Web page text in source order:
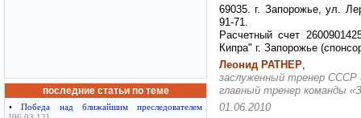
последние статьи по теме
•Победа над ближайшим преследователем
69035. г. Запорожье, ул.
91-71.
Расчетный счет
Кипра" г. Запорожье
Леонид РАТНЕР,
заслуженный тренер СССР
главный тренер команды
01.06.2010